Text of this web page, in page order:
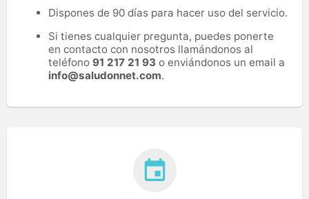
Dispones de 90 días para hacer uso del servicio.
Si tienes cualquier pregunta, puedes ponerte
en contacto con nosotros llamándonos al
teléfono 91 217 21 93 o enviándonos un email a
info@saludonnet.com.